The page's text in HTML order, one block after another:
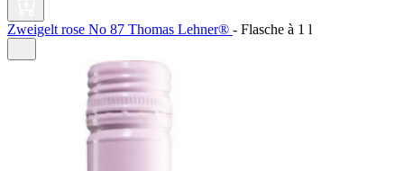
Zweigelt rose No 87 Thomas Lehner® - Flasche à 1 l